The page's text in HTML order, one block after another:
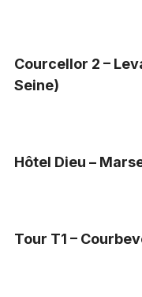
Courcellor 2 –
Seine)
Hôtel Dieu –
Tour T1 –